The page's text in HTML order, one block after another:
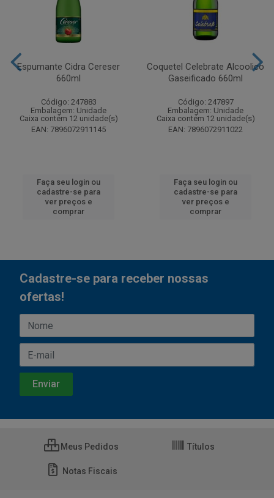
Espumante Cidra Cereser
660ml
Código: 247883
Embalagem: Unidade
Caixa contém 12 unidade(s)
EAN: 7896072911145
Faça seu login ou
cadastre-se para
ver preços e
comprar
Coquetel Celebrate Alcoolico
Gaseificado 660ml
Código: 247897
Embalagem: Unidade
Caixa contém 12 unidade(s)
EAN: 7896072911022
Faça seu login ou
cadastre-se para
ver preços e
comprar
Cadastre-se para receber nossas
ofertas!
Meus Pedidos Títulos
Notas Fiscais